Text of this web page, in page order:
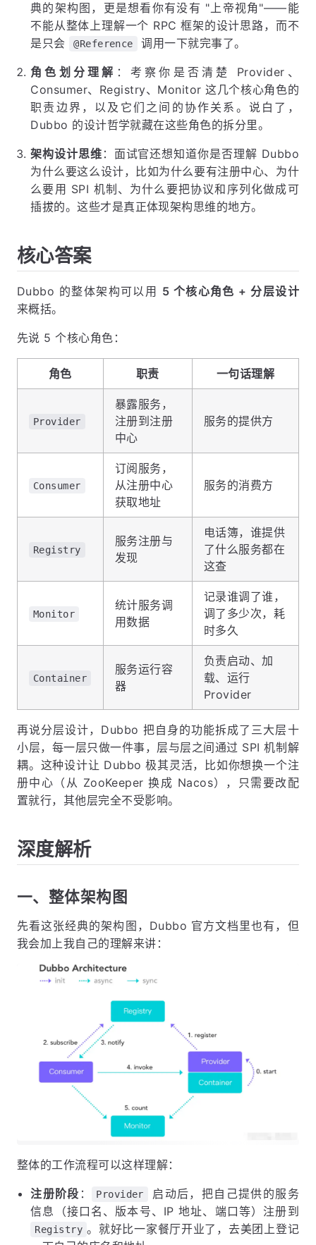
典的架构图，更是想看你有没有 "上帝视角"——能
不能从整体上理解一个 RPC 框架的设计思路，而不
是只会
@Reference 调用一下就完事了。
角色划分理解 ：考察你是否清楚 Provider、
Consumer、Registry、Monitor 这几个核心角色的
职责边界，以及它们之间的协作关系。说白了，
Dubbo 的设计哲学就藏在这些角色的拆分里。
架构设计思维 ：面试官还想知道你是否理解 Dubbo
为什么要这么设计，比如为什么要有注册中心、为什
么要用 SPI 机制、为什么要把协议和序列化做成可
插拔的。这些才是真正体现架构思维的地方。
核心答案
Dubbo 的整体架构可以用 5 个核心角色 + 分层设计
来概括。
先说 5 个核心角色：
角色 职责 一句话理解
Provider
暴露服务，
注册到注册
中心
服务的提供方
Consumer
订阅服务，
从注册中心
获取地址
服务的消费方
Registry
服务注册与
发现
电话簿，谁提供
了什么服务都在
这查
Monitor
统计服务调
用数据
记录谁调了谁，
调了多少次，耗
时多久
Container
服务运行容
器
负责启动、加
载、运行
Provider
再说分层设计，Dubbo 把自身的功能拆成了三大层十
小层，每一层只做一件事，层与层之间通过 SPI 机制解
耦。这种设计让 Dubbo 极其灵活，比如你想换一个注
册中心（从 ZooKeeper 换成 Nacos），只需要改配
置就行，其他层完全不受影响。
深度解析
一、整体架构图
先看这张经典的架构图，Dubbo 官方文档里也有，但
我会加上我自己的理解来讲：
整体的工作流程可以这样理解：
注册阶段 ： Provider
启动后，把自己提供的服务
信息（接口名、版本号、IP 地址、端口等）注册到
Registry 。就好比一家餐厅开业了，去美团上登记